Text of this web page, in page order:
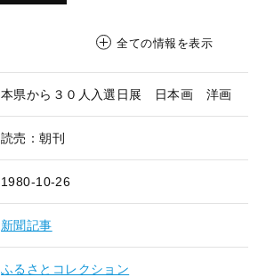
全ての情報を表示
本県から３０人入選日展 日本画 洋画
読売：朝刊
1980-10-26
新聞記事
ふるさとコレクション